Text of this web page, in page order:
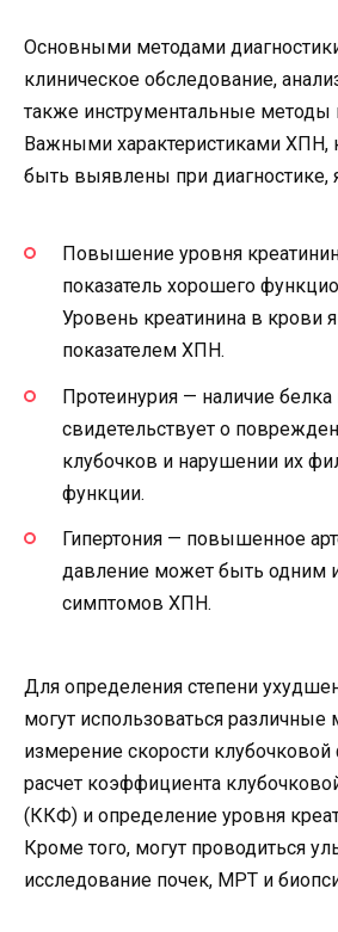
Основными методами
клиническое обследование,
также инструментальные методы
Важными характеристиками ХПН,
быть выявлены при диагностике,
Повышение уровня
показатель хорошего
Уровень креатинина в крови
показателем ХПН.
Протеинурия — наличие
свидетельствует о
клубочков и нарушении их
функции.
Гипертония — повышенное
давление может быть одним
симптомов ХПН.
Для определения степени
могут использоваться различные
измерение скорости
расчет коэффициента
(ККФ) и определение уровня
Кроме того, могут проводиться
исследование почек, МРТ и